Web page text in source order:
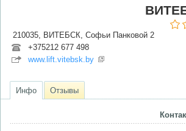
210035, ВИТЕБСК, Софьи Панковой 2
+375212 677 498
www.lift.vitebsk.by
Инфо Отзывы